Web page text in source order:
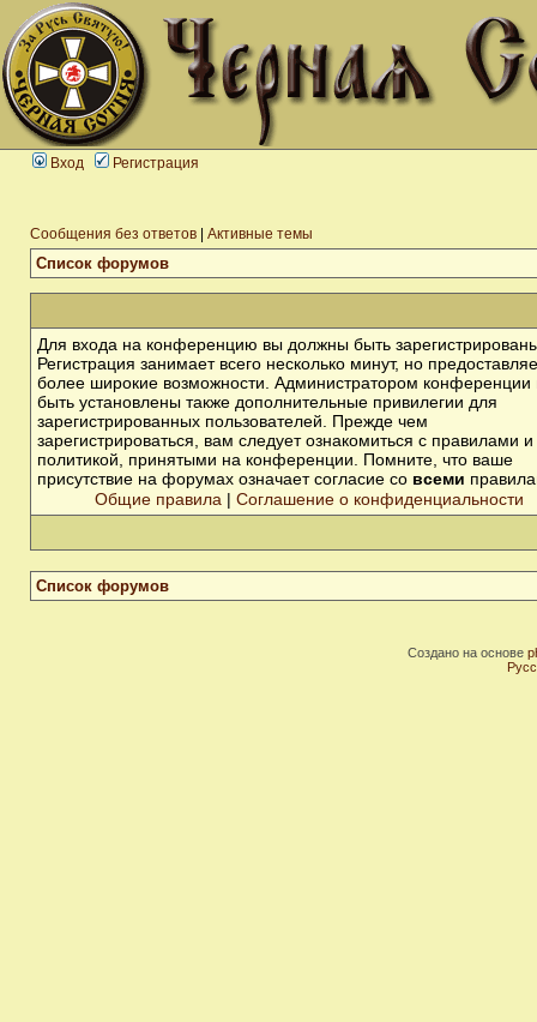
Вход Регистрация
Сообщения без ответов Активные темы
Список форумов
Для входа на конференцию вы должны быть
Регистрация занимает всего несколько минут, но
более широкие возможности. Администратором конференции
быть установлены также дополнительные привилегии для
зарегистрированных пользователей. Прежде чем
зарегистрироваться, вам следует ознакомиться с правилами и
политикой, принятыми на конференции. Помните, что ваше
присутствие на форумах означает согласие со всеми
Общие правила | Соглашение о конфиденциальности
Список форумов
Создано на основе